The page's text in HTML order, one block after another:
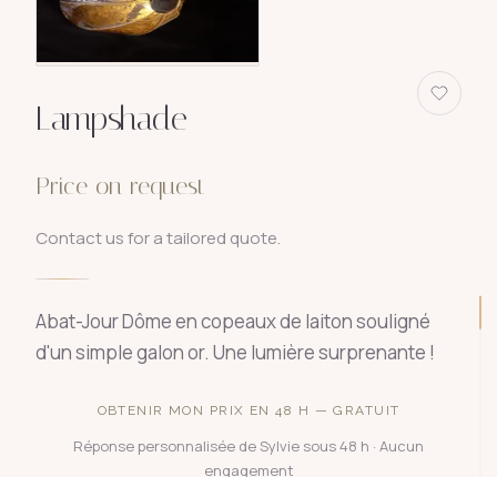
Lampshade
Price on request
Contact us for a tailored quote.
Abat-Jour Dôme en copeaux de laiton souligné
d'un simple galon or. Une lumière surprenante !
OBTENIR MON PRIX EN 48 H — GRATUIT
Réponse personnalisée de Sylvie sous 48 h · Aucun
engagement